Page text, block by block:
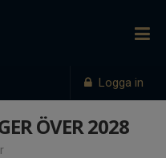
Logga in
ÖVER 2028